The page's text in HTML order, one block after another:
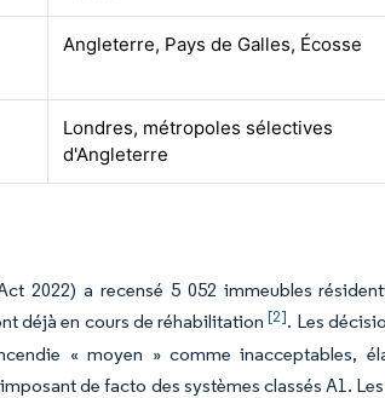
Angleterre, Pays de Galles, Écosse
Londres, métropoles sélectives
d'Angleterre
2022) a recensé 5 052 immeubles
déjà en cours de réhabilitation[2]. Les
« moyen » comme inacceptables,
de facto des systèmes classés A1.